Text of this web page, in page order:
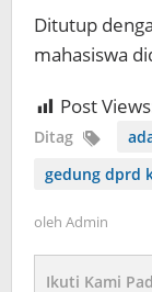
Ditutup
mahasiswa
Post
Ditag
gedung dprd
oleh Admin
Ikuti Kami